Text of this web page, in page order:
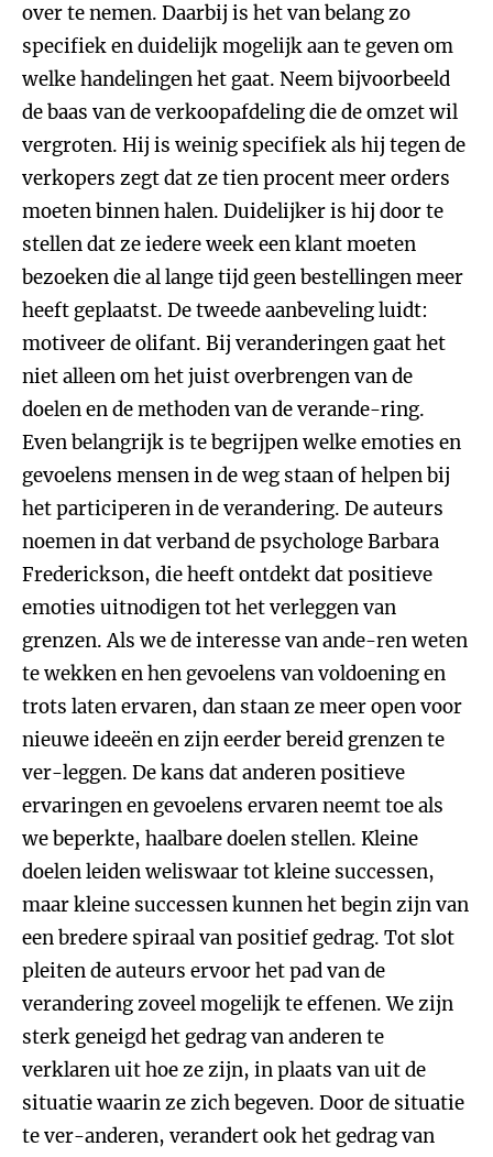
over te nemen. Daarbij is het van belang zo
specifiek en duidelijk mogelijk aan te geven om
welke handelingen het gaat. Neem bijvoorbeeld
de baas van de verkoopafdeling die de omzet wil
vergroten. Hij is weinig specifiek als hij tegen de
verkopers zegt dat ze tien procent meer orders
moeten binnen halen. Duidelijker is hij door te
stellen dat ze iedere week een klant moeten
bezoeken die al lange tijd geen bestellingen meer
heeft geplaatst. De tweede aanbeveling luidt:
motiveer de olifant. Bij veranderingen gaat het
niet alleen om het juist overbrengen van de
doelen en de methoden van de verande-ring.
Even belangrijk is te begrijpen welke emoties en
gevoelens mensen in de weg staan of helpen bij
het participeren in de verandering. De auteurs
noemen in dat verband de psychologe Barbara
Frederickson, die heeft ontdekt dat positieve
emoties uitnodigen tot het verleggen van
grenzen. Als we de interesse van ande-ren weten
te wekken en hen gevoelens van voldoening en
trots laten ervaren, dan staan ze meer open voor
nieuwe ideeën en zijn eerder bereid grenzen te
ver-leggen. De kans dat anderen positieve
ervaringen en gevoelens ervaren neemt toe als
we beperkte, haalbare doelen stellen. Kleine
doelen leiden weliswaar tot kleine successen,
maar kleine successen kunnen het begin zijn van
een bredere spiraal van positief gedrag. Tot slot
pleiten de auteurs ervoor het pad van de
verandering zoveel mogelijk te effenen. We zijn
sterk geneigd het gedrag van anderen te
verklaren uit hoe ze zijn, in plaats van uit de
situatie waarin ze zich begeven. Door de situatie
te ver-anderen, verandert ook het gedrag van